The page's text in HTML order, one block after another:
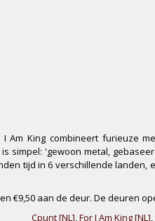
Am King combineert furieuze
simpel: 'gewoon metal,
tijd in 6 verschillende landen,
€9,50 aan de deur. De deuren
Cpunt [NL],For I Am King [NL],